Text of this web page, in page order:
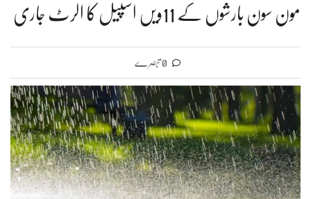
مون سون بارشوں کے 11ویں اسپیل کا الرٹ جاری
0 تبصرے